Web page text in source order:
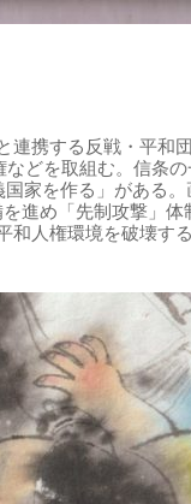
携する反戦・平和
どを取組む。信条
家を作る」がある
進め「先制攻撃」
和人権環境を破壊す